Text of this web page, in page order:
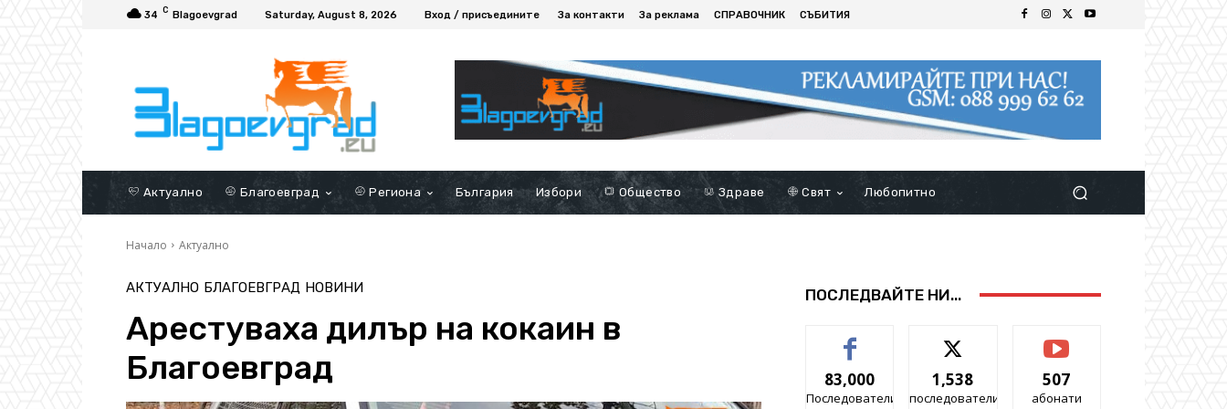
34 C Blagoevgrad Saturday, August 8, 2026 Вход / присъедините За контакти За реклама СПРАВОЧНИК СЪБИТИЯ
Актуално Благоевград Региона България Избори Общество Здраве Свят Любопитно
Начало Актуално
АКТУАЛНО БЛАГОЕВГРАД НОВИНИ
Арестуваха дилър на кокаин в
Благоевград
ПОСЛЕДВАЙТЕ НИ...
83,000
Последователи
1,538
последователи
507
абонати